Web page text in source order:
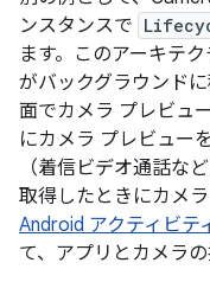
ンスタンスで
ます。このアーキテ
がバックグラウンド
面でカメラ プレビュ
にカメラ プレビュー
（着信ビデオ通話な
取得したときにカメ
Android アクティビテ
て、アプリとカメラの